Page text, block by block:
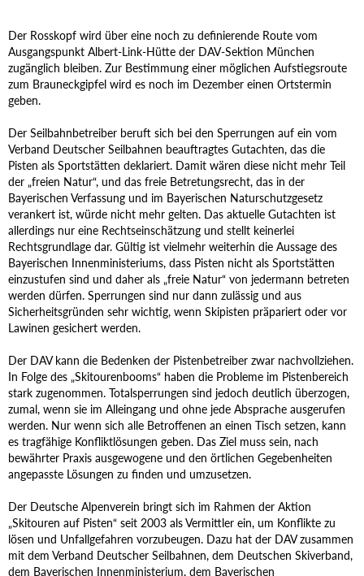
Der Rosskopf wird über eine noch zu definierende Route vom
Ausgangspunkt Albert-Link-Hütte der DAV-Sektion München
zugänglich bleiben. Zur Bestimmung einer möglichen Aufstiegsroute
zum Brauneckgipfel wird es noch im Dezember einen Ortstermin
geben.
Der Seilbahnbetreiber beruft sich bei den Sperrungen auf ein vom
Verband Deutscher Seilbahnen beauftragtes Gutachten, das die
Pisten als Sportstätten deklariert. Damit wären diese nicht mehr Teil
der „freien Natur“, und das freie Betretungsrecht, das in der
Bayerischen Verfassung und im Bayerischen Naturschutzgesetz
verankert ist, würde nicht mehr gelten. Das aktuelle Gutachten ist
allerdings nur eine Rechtseinschätzung und stellt keinerlei
Rechtsgrundlage dar. Gültig ist vielmehr weiterhin die Aussage des
Bayerischen Innenministeriums, dass Pisten nicht als Sportstätten
einzustufen sind und daher als „freie Natur“ von jedermann betreten
werden dürfen. Sperrungen sind nur dann zulässig und aus
Sicherheitsgründen sehr wichtig, wenn Skipisten präpariert oder vor
Lawinen gesichert werden.
Der DAV kann die Bedenken der Pistenbetreiber zwar nachvollziehen.
In Folge des „Skitourenbooms“ haben die Probleme im Pistenbereich
stark zugenommen. Totalsperrungen sind jedoch deutlich überzogen,
zumal, wenn sie im Alleingang und ohne jede Absprache ausgerufen
werden. Nur wenn sich alle Betroffenen an einen Tisch setzen, kann
es tragfähige Konfliktlösungen geben. Das Ziel muss sein, nach
bewährter Praxis ausgewogene und den örtlichen Gegebenheiten
angepasste Lösungen zu finden und umzusetzen.
Der Deutsche Alpenverein bringt sich im Rahmen der Aktion
„Skitouren auf Pisten“ seit 2003 als Vermittler ein, um Konflikte zu
lösen und Unfallgefahren vorzubeugen. Dazu hat der DAV zusammen
mit dem Verband Deutscher Seilbahnen, dem Deutschen Skiverband,
dem Bayerischen Innenministerium, dem Bayerischen